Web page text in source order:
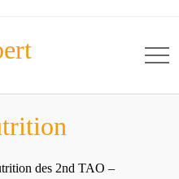
des 2nd TAO –